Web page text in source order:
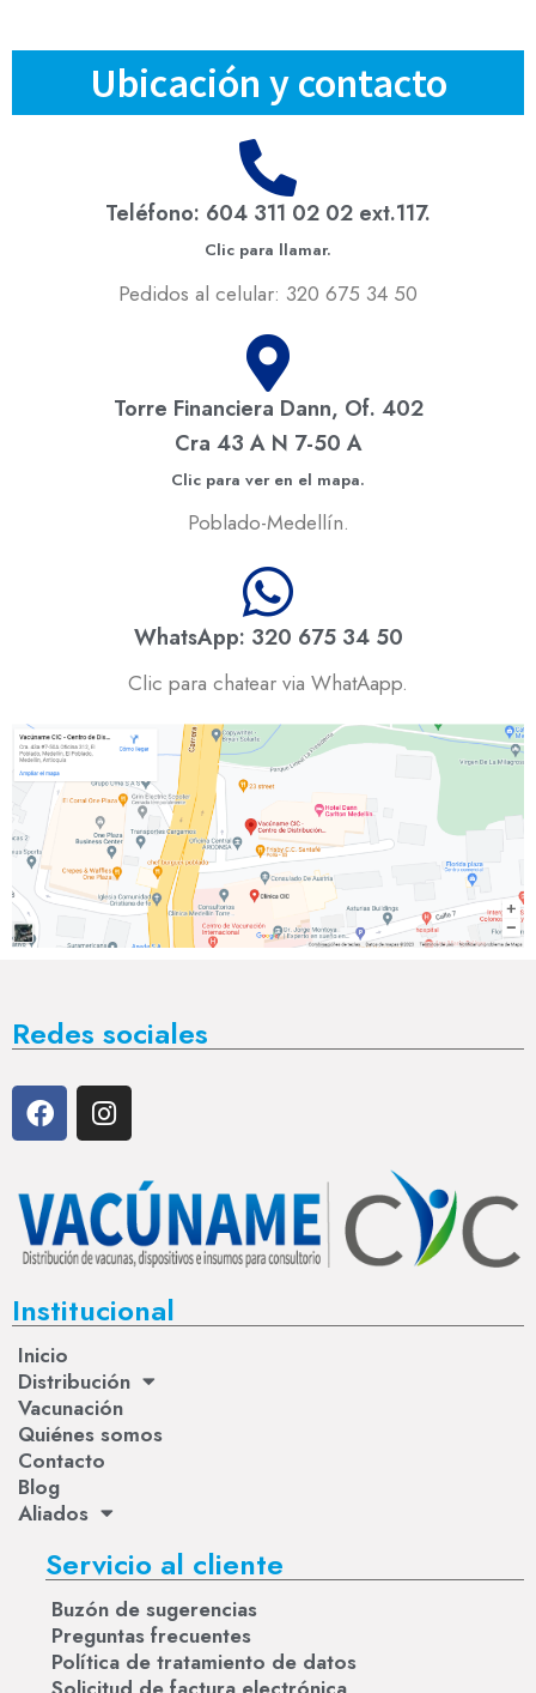
Ubicación y contacto
Teléfono: 604 311 02 02 ext.117.
Clic para llamar.
Pedidos al celular: 320 675 34 50
Torre Financiera Dann, Of. 402
Cra 43 A N 7-50 A
Clic para ver en el mapa.
Poblado-Medellín.
WhatsApp: 320 675 34 50
Clic para chatear via WhatAapp.
Redes sociales
Institucional
Inicio
Distribución
Vacunación
Quiénes somos
Contacto
Blog
Aliados
Servicio al cliente
Buzón de sugerencias
Preguntas frecuentes
Política de tratamiento de datos